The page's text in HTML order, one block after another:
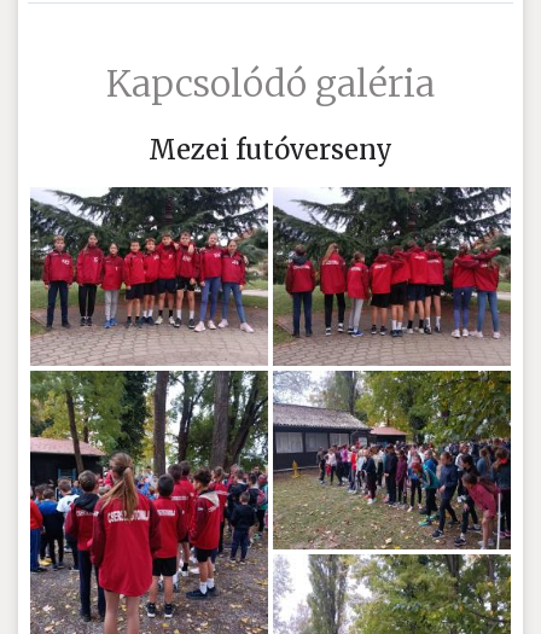
Kapcsolódó galéria
Mezei futóverseny